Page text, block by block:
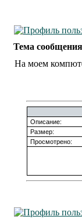
Тема
На моем
Описание:
Размер:
Просмотрено: